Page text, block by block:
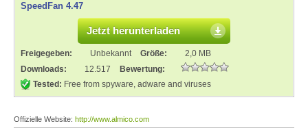
SpeedFan 4.47
Jetzt herunterladen
Freigegeben: Unbekannt Größe:
2,0 MB
Downloads:
12.517
Bewertung:
Tested: Free from spyware, adware and viruses
Offizielle Website: http://www.almico.com